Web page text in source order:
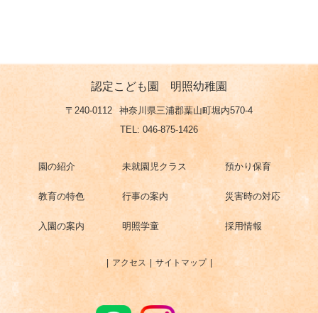
認定こども園 明照幼稚園
〒240-0112
神奈川県三浦郡葉山町堀内570-4
TEL: 046-875-1426
園の紹介 未就園児クラス 預かり保育
教育の特色 行事の案内 災害時の対応
入園の案内 明照学童 採用情報
アクセス サイトマップ